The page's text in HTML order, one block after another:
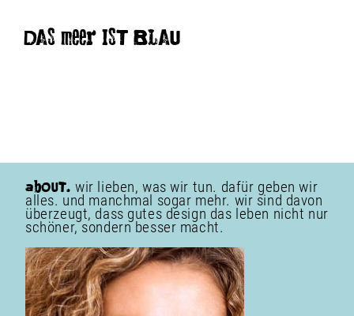
DAS meer IST BLAU
abOUT.wir lieben, was wir tun. dafür geben wir
alles. und manchmal sogar mehr. wir sind davon
überzeugt, dass gutes design das leben nicht nur
schöner, sondern besser macht.